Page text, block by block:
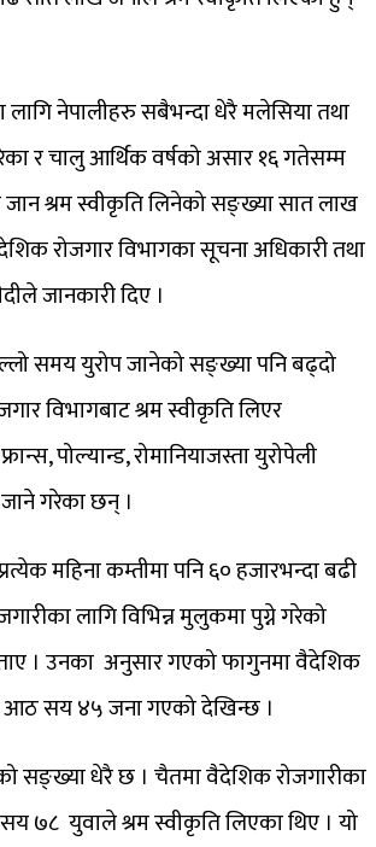
लागि नेपालीहरु सबैभन्दा धेरै मलेसिया तथा
र चालु आर्थिक वर्षको असार १६ गतेसम्म
जान श्रम स्वीकृति लिनेको सङ्ख्या सात लाख
रोजगार विभागका सूचना अधिकारी तथा
जानकारी दिए ।
समय युरोप जानेको सङ्ख्या पनि बढ्दो
विभागबाट श्रम स्वीकृति लिएर
पोल्यान्ड, रोमानियाजस्ता युरोपेली
गरेका छन् ।
महिना कम्तीमा पनि ६० हजारभन्दा बढी
लागि विभिन्न मुलुकमा पुग्ने गरेको
। उनका अनुसार गएको फागुनमा वैदेशिक
आठ सय ४५ जना गएको देखिन्छ ।
सङ्ख्या धेरै छ । चैतमा वैदेशिक रोजगारीका
७८ युवाले श्रम स्वीकृति लिएका थिए । यो